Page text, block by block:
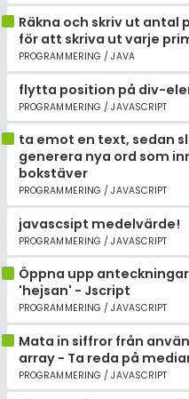
Räkna och skriv ut antal
för att skriva ut varje
PROGRAMMERING / JAVA
flytta position på div-
PROGRAMMERING / JAVASCRIPT
ta emot en text, sedan
generera nya ord som
bokstäver
PROGRAMMERING / JAVASCRIPT
javascsipt medelvärde!
PROGRAMMERING / JAVASCRIPT
Öppna upp
'hejsan' - Jscript
PROGRAMMERING / JAVASCRIPT
Mata in siffror från
array - Ta reda på
PROGRAMMERING / JAVASCRIPT